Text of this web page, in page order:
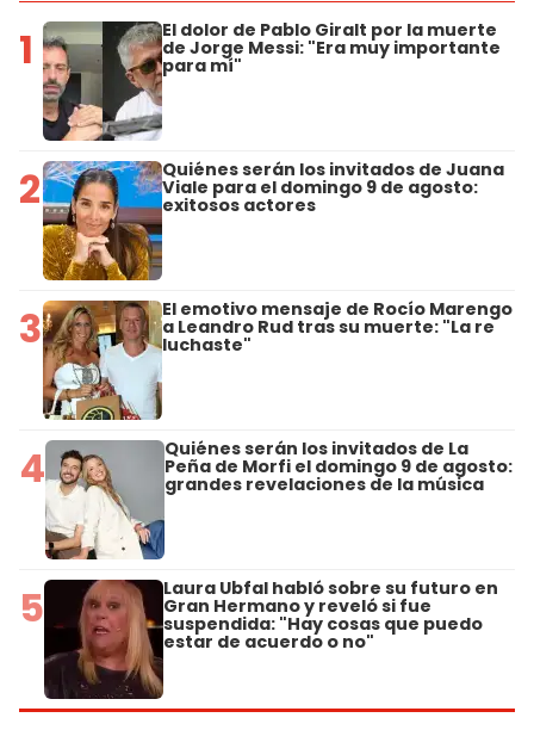
1 El dolor de Pablo Giralt por la muerte
de Jorge Messi: "Era muy importante
para mí"
2 Quiénes serán los invitados de Juana
Viale para el domingo 9 de agosto:
exitosos actores
3 El emotivo mensaje de Rocío Marengo
a Leandro Rud tras su muerte: "La re
luchaste"
4 Quiénes serán los invitados de La
Peña de Morfi el domingo 9 de agosto:
grandes revelaciones de la música
5 Laura Ubfal habló sobre su futuro en
Gran Hermano y reveló si fue
suspendida: "Hay cosas que puedo
estar de acuerdo o no"